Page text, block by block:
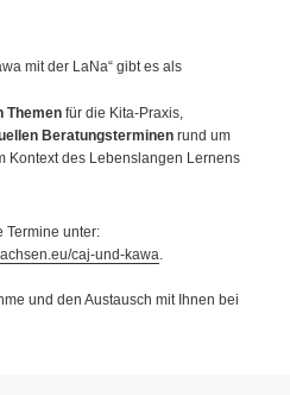
mit der LaNa“ gibt es als
Themen für die Kita-Praxis,
Beratungsterminen rund um
Kontext des Lebenslangen Lernens
Termine unter:
caj-und-kawa
und den Austausch mit Ihnen bei